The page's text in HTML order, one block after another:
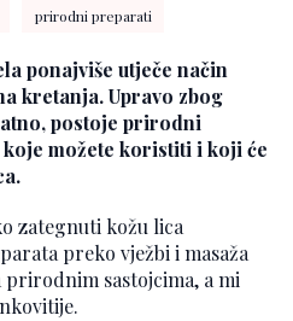
prirodni preparati
ponajviše utječe način
kretanja. Upravo zbog
postoje prirodni
možete koristiti i koji će
zategnuti kožu lica
preko vježbi i masaža
prirodnim sastojcima, a mi